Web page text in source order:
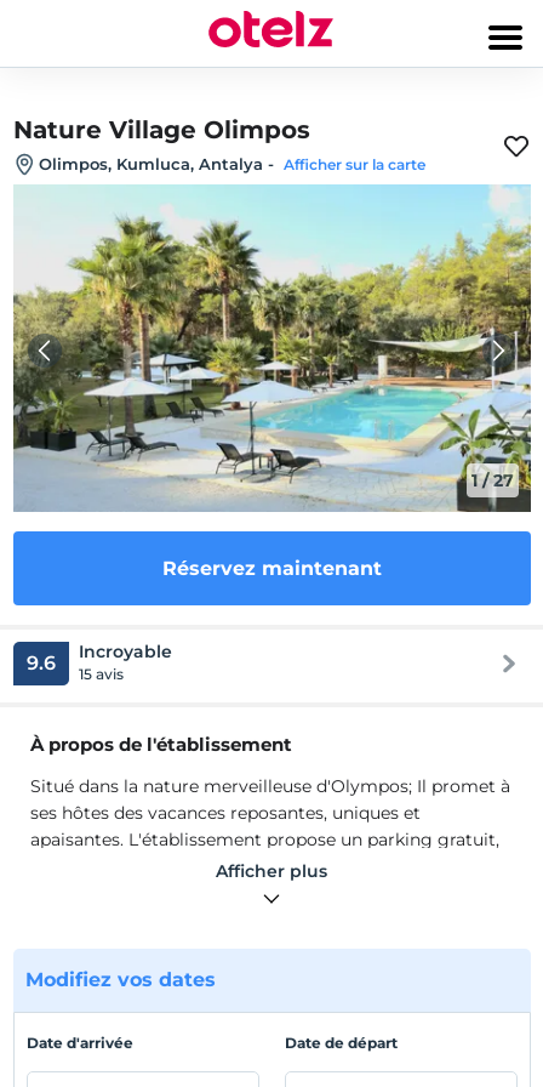
Nature Village Olimpos
Olimpos, Kumluca, Antalya - Afficher sur la carte
1/27
Réservez maintenant
9.6 Incroyable
15 avis
À propos de l'établissement
Situé dans la nature merveilleuse d'Olympos; Il promet à
ses hôtes des vacances reposantes, uniques et
apaisantes. L'établissement propose un parking gratuit,
une connexion Wi-Fi à Internet et un jardin luxuriant à
tous ses clients. Cette installation ; Au fil des ans, il s'est
amis et ceux qui veulent s'éloigner du stress de la vie
quotidienne.
installation ; Au fil des ans, il s'est transformé en un
projet écologique pour lui-même, ses amis et ceux qui
Afficher plus
Modifiez vos dates
Date d'arrivée Date de départ